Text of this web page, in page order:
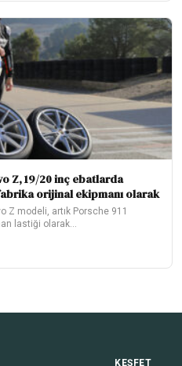
Z, 19/20 inç ebatlarda
orijinal ekipmanı olarak
Z modeli, artık Porsche 911
lastiği olarak…
KEŞFET